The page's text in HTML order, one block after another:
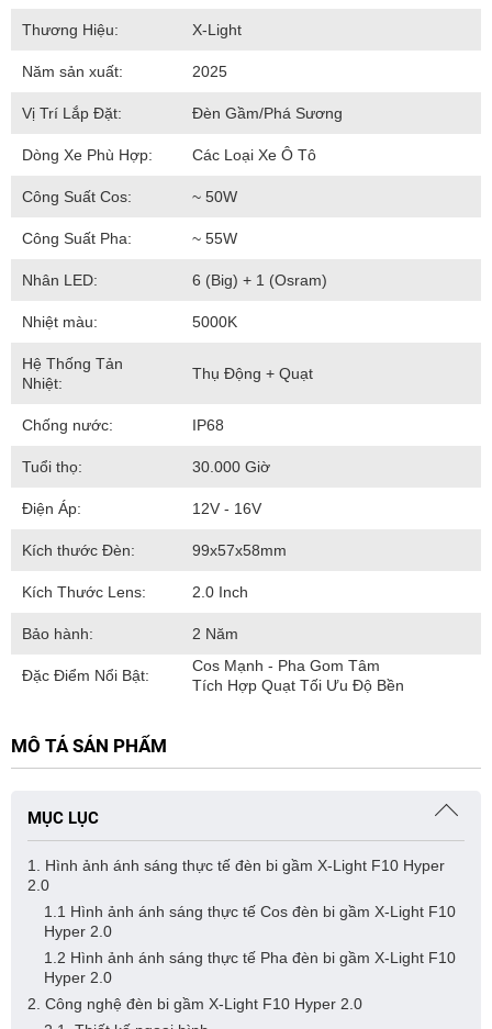
Thương Hiệu: X-Light
Năm sản xuất: 2025
Vị Trí Lắp Đặt: Đèn Gầm/Phá Sương
Dòng Xe Phù Hợp: Các Loại Xe Ô Tô
Công Suất Cos: ~ 50W
Công Suất Pha: ~ 55W
Nhân LED: 6 (Big) + 1 (Osram)
Nhiệt màu: 5000K
Hệ Thống Tản
Nhiệt:
Thụ Động + Quạt
Chống nước: IP68
Tuổi thọ: 30.000 Giờ
Điện Áp: 12V - 16V
Kích thước Đèn: 99x57x58mm
Kích Thước Lens: 2.0 Inch
Bảo hành: 2 Năm
Đặc Điểm Nổi Bật:
Cos Mạnh - Pha Gom Tâm
Tích Hợp Quạt Tối Ưu Độ Bền
MÔ TẢ SẢN PHẨM
MỤC LỤC
1. Hình ảnh ánh sáng thực tế đèn bi gầm X-Light F10 Hyper
2.0
1.1 Hình ảnh ánh sáng thực tế Cos đèn bi gầm X-Light F10
Hyper 2.0
1.2 Hình ảnh ánh sáng thực tế Pha đèn bi gầm X-Light F10
Hyper 2.0
2. Công nghệ đèn bi gầm X-Light F10 Hyper 2.0